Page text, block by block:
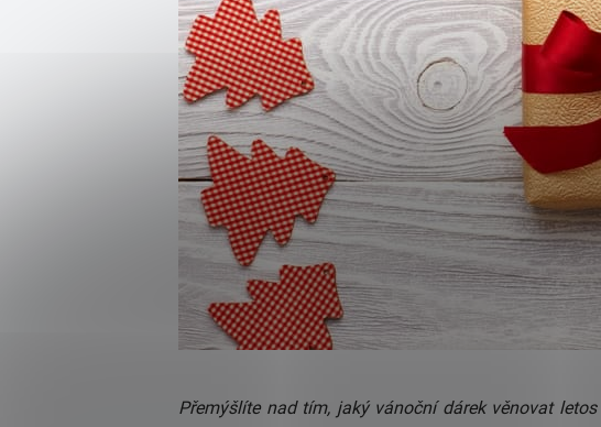
Přemýšlíte nad tím, jaký vánoční dárek věnovat